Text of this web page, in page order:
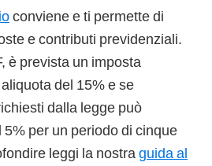
conviene e ti permette di
e contributi previdenziali.
è prevista un imposta
del 15% e se
dalla legge può
per un periodo di cinque
leggi la nostra guida al